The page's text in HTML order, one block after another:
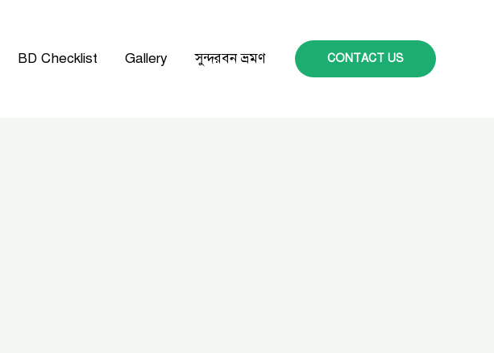
BD Checklist Gallery সুন্দরবন ভ্রমণ CONTACT US